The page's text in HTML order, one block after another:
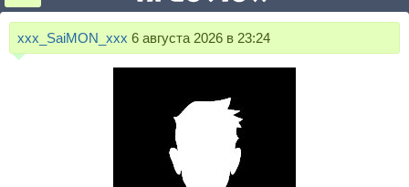
xxx_SaiMON_xxx 6 августа 2026 в 23:24